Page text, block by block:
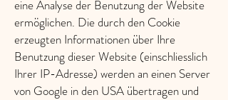
eine Analyse der Benutzung der Website
ermöglichen. Die durch den Cookie
erzeugten Informationen über Ihre
Benutzung dieser Website (einschliesslich
Ihrer IP-Adresse) werden an einen Server
von Google in den USA übertragen und